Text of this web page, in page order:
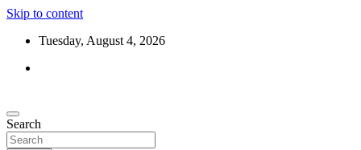
Skip to content
Tuesday, August 4, 2026
Search